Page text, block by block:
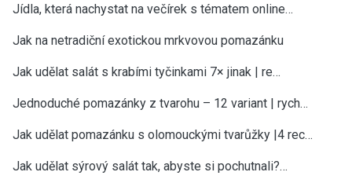
Jídla, která nachystat na večírek s tématem online…
Jak na netradiční exotickou mrkvovou pomazánku
Jak udělat salát s krabími tyčinkami 7× jinak | re…
Jednoduché pomazánky z tvarohu – 12 variant | rych…
Jak udělat pomazánku s olomouckými tvarůžky |4 rec…
Jak udělat sýrový salát tak, abyste si pochutnali?…